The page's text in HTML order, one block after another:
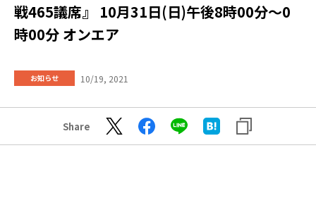
戦465議席』 10月31日(日)午後8時00分～0
時00分 オンエア
お知らせ 10/19, 2021
Share